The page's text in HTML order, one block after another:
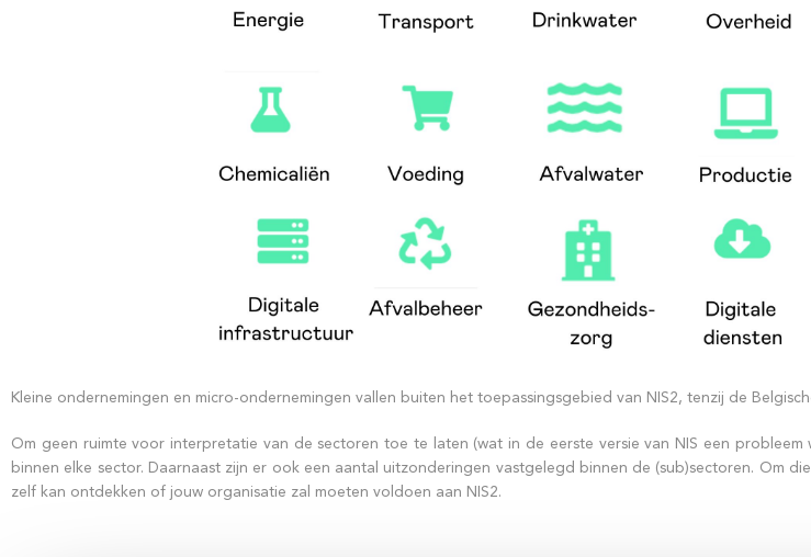
Kleine ondernemingen en micro-ondernemingen vallen buiten het toepassingsgebied van NIS2, tenzij de
Om geen ruimte voor interpretatie van de sectoren toe te laten (wat in de eerste versie van NIS een
binnen elke sector. Daarnaast zijn er ook een aantal uitzonderingen vastgelegd binnen de (sub)sectoren. Om
zelf kan ontdekken of jouw organisatie zal moeten voldoen aan NIS2.